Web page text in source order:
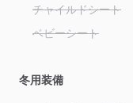
チャイルドシート
ベビーシート
冬用装備